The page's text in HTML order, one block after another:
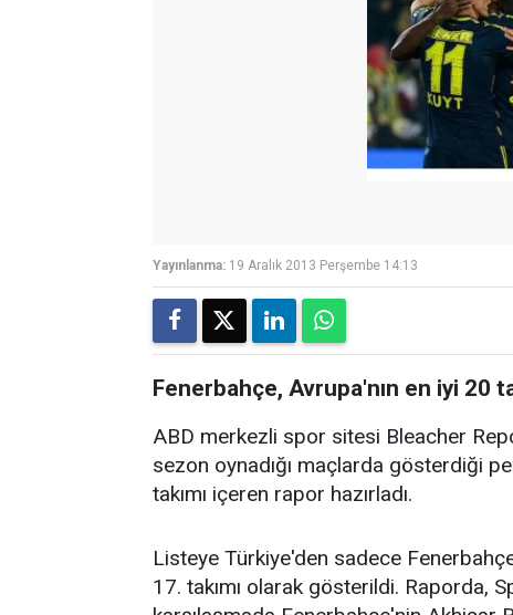
Yayınlanma: 19 Aralık 2013 Perşembe 14:13
Fenerbahçe, Avrupa'nın en iyi 20
ABD merkezli spor sitesi Bleacher
sezon oynadığı maçlarda gösterdiği
takımı içeren rapor hazırladı.
Listeye Türkiye'den sadece
17. takımı olarak gösterildi. Raporda,